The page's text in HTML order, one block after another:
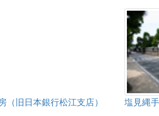
（旧日本銀行松江支店） 塩見縄手